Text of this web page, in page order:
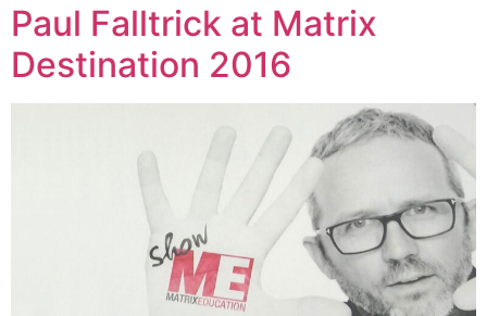
Paul Falltrick at Matrix
Destination 2016